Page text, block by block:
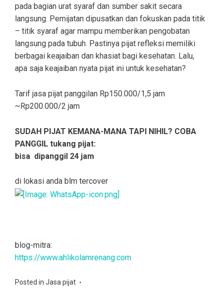
pada bagian urat syaraf dan sumber sakit secara
langsung. Pemijatan dipusatkan dan fokuskan pada titik
– titik syaraf agar mampu memberikan pengobatan
langsung pada tubuh. Pastinya pijat refleksi memiliki
berbagai keajaiban dan khasiat bagi kesehatan. Lalu,
apa saja keajaiban nyata pijat ini untuk kesehatan?
Tarif jasa pijat panggilan Rp150.000/1,5 jam
~Rp200.000/2 jam
SUDAH PIJAT KEMANA-MANA TAPI NIHIL? COBA
PANGGIL tukang pijat:
bisa dipanggil 24 jam
di lokasi anda blm tercover
blog-mitra:
https://www.ahlikolamrenang.com
Posted in Jasa pijat